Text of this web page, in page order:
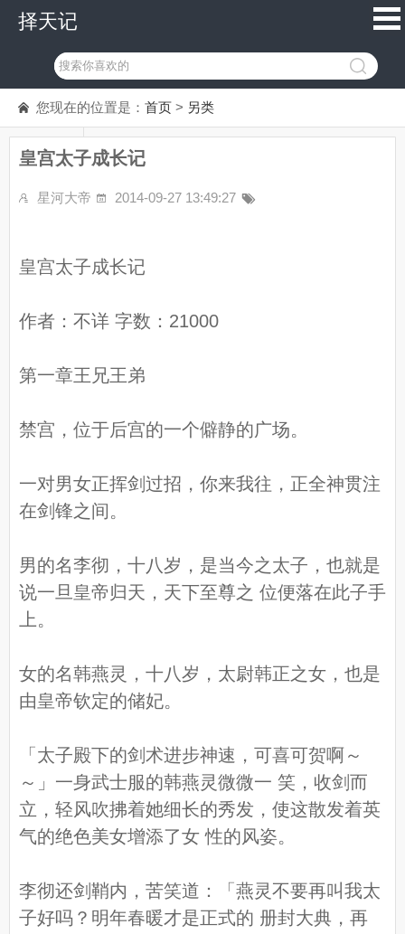
择天记
您现在的位置是： 首页 > 另类
皇宫太子成长记
星河大帝 2014-09-27 13:49:27
皇宫太子成长记
作者：不详 字数：21000
第一章王兄王弟
禁宫，位于后宫的一个僻静的广场。
一对男女正挥剑过招，你来我往，正全神贯注
在剑锋之间。
男的名李彻，十八岁，是当今之太子，也就是
说一旦皇帝归天，天下至尊之 位便落在此子手
上。
女的名韩燕灵，十八岁，太尉韩正之女，也是
由皇帝钦定的储妃。
「太子殿下的剑术进步神速，可喜可贺啊～
～」一身武士服的韩燕灵微微一 笑，收剑而
立，轻风吹拂着她细长的秀发，使这散发着英
气的绝色美女增添了女 性的风姿。
李彻还剑鞘内，苦笑道：「燕灵不要再叫我太
子好吗？明年春暖才是正式的 册封大典，再